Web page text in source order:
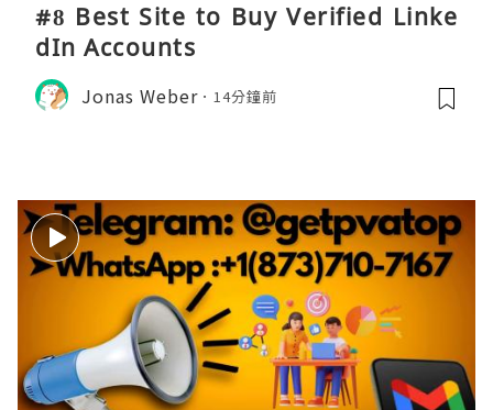
#8 Best Site to Buy Verified Linke
dIn Accounts
Jonas Weber 14分鐘前